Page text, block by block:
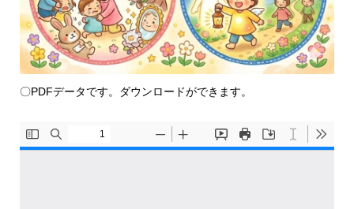
〇PDFデータです。ダウンロードができます。